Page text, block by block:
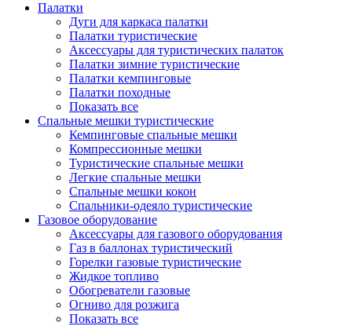
Палатки
Дуги для каркаса палатки
Палатки туристические
Аксессуары для туристических палаток
Палатки зимние туристические
Палатки кемпинговые
Палатки походные
Показать все
Спальные мешки туристические
Кемпинговые спальные мешки
Компрессионные мешки
Туристические спальные мешки
Легкие спальные мешки
Спальные мешки кокон
Спальники-одеяло туристические
Газовое оборудование
Аксессуары для газового оборудования
Газ в баллонах туристический
Горелки газовые туристические
Жидкое топливо
Обогреватели газовые
Огниво для розжига
Показать все